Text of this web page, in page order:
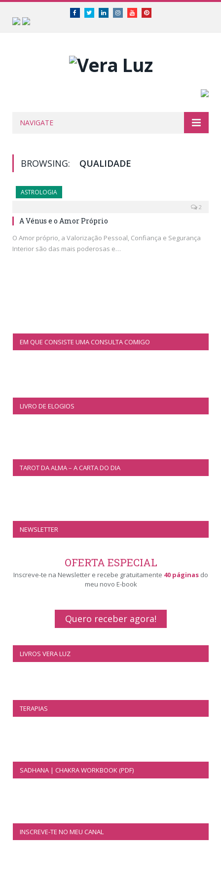
FacebookTwitterLinkedinInstagramYoutubePinterest
NAVIGATE
BROWSING: QUALIDADE
ASTROLOGIA
2
A Vénus e o Amor Próprio
O Amor próprio, a Valorização Pessoal, Confiança e Segurança
Interior são das mais poderosas e…
EM QUE CONSISTE UMA CONSULTA COMIGO
LIVRO DE ELOGIOS
TAROT DA ALMA – A CARTA DO DIA
NEWSLETTER
OFERTA ESPECIAL
Inscreve-te na Newsletter e recebe gratuitamente 40 páginas do
meu novo E-book
Quero receber agora!
LIVROS VERA LUZ
TERAPIAS
SADHANA | CHAKRA WORKBOOK (PDF)
INSCREVE-TE NO MEU CANAL